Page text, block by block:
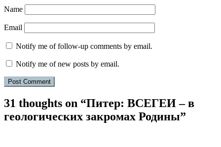
Name
Email
Notify me of follow-up comments by email.
Notify me of new posts by email.
31 thoughts on “Питер: ВСЕГЕИ – в
геологических закромах Родины”